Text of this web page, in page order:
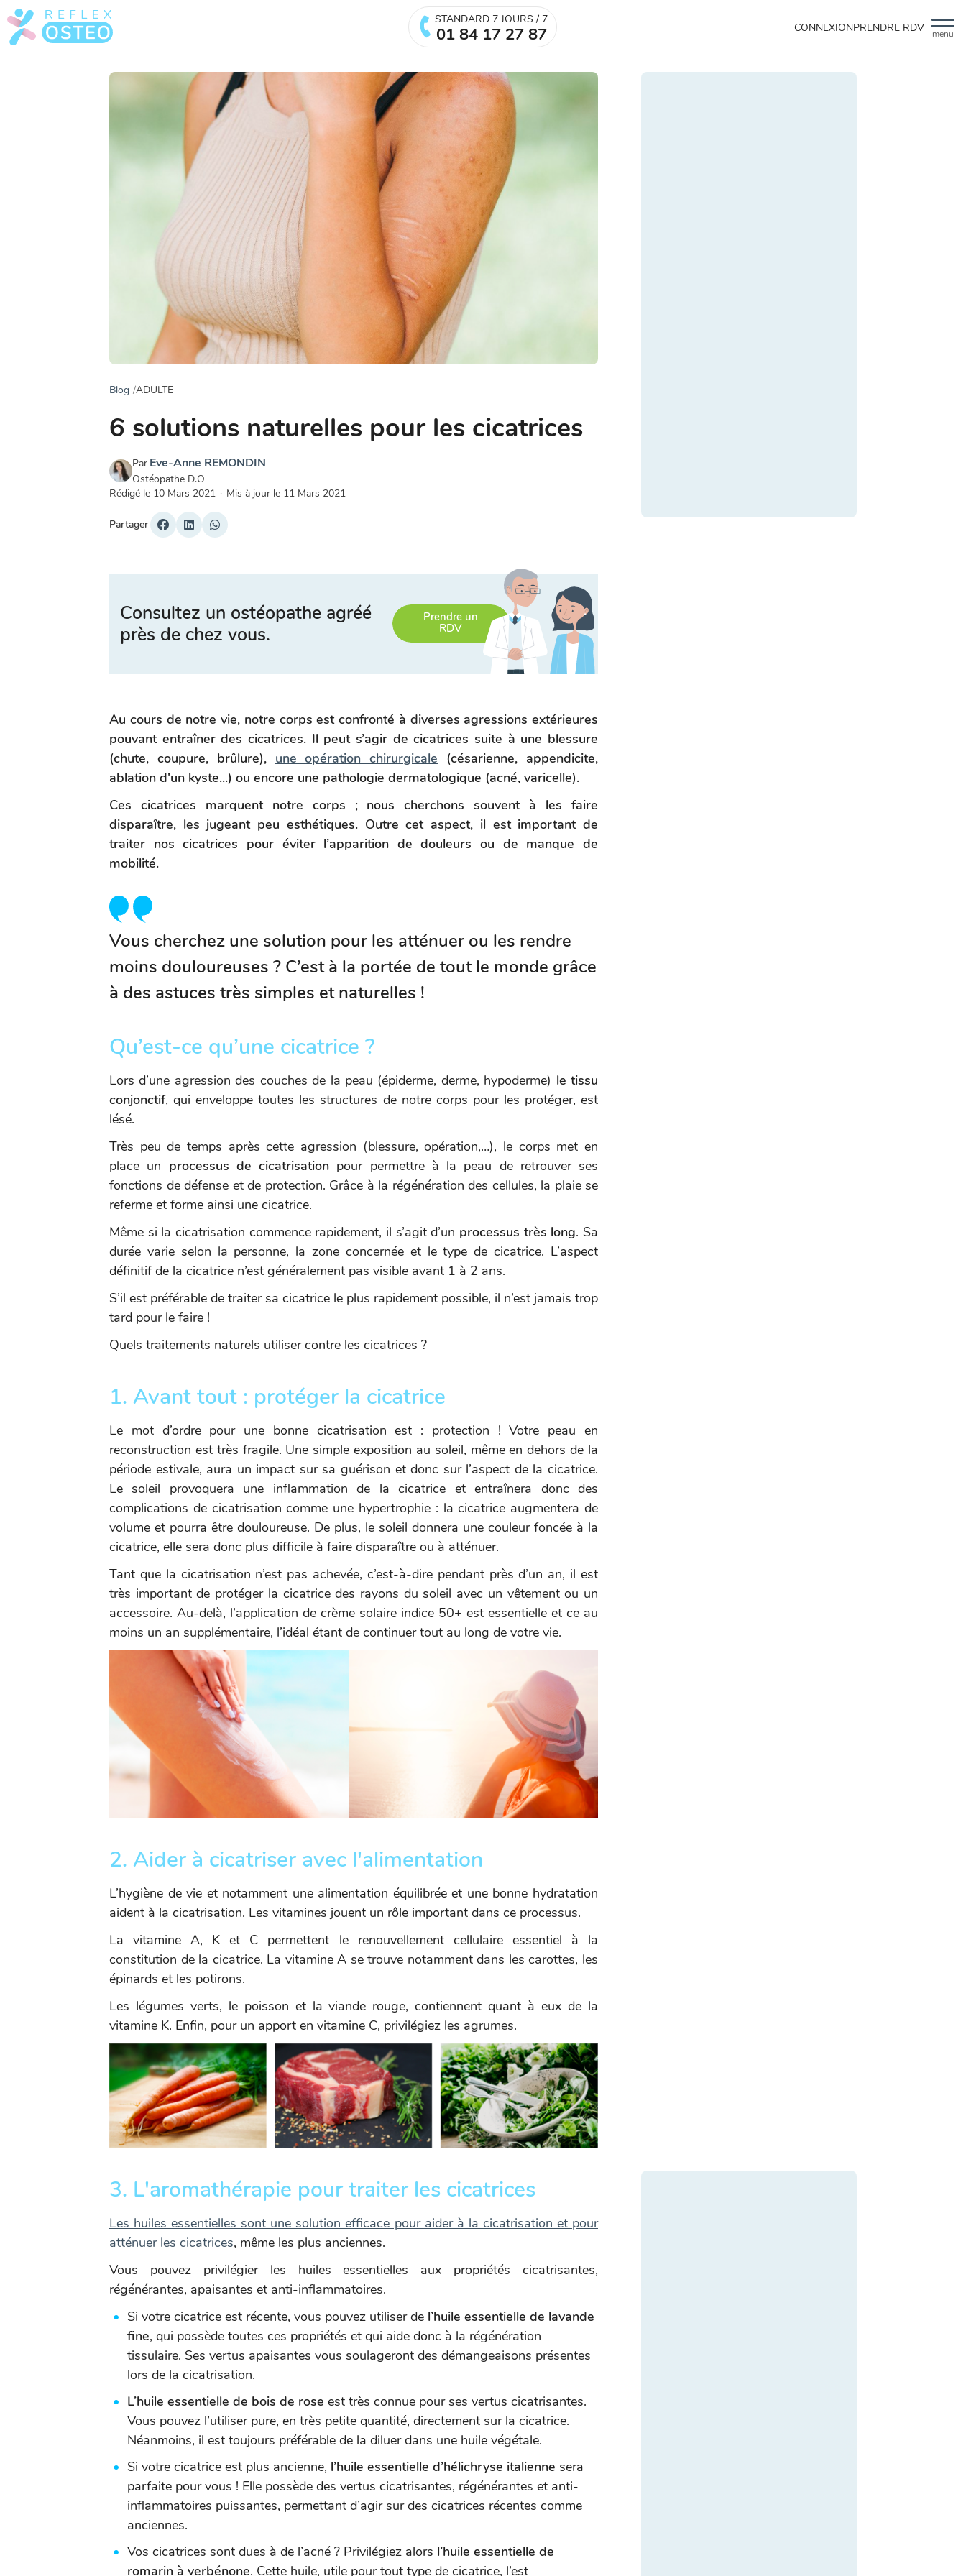
menu
STANDARD 7 JOURS / 7
01 84 17 27 87 CONNEXIONPRENDRE RDV
Blog ADULTE
6 solutions naturelles pour les cicatrices
Par Eve-Anne REMONDIN
Ostéopathe D.O
Rédigé le 10 Mars 2021 · Mis à jour le 11 Mars 2021
Partager
Consultez un ostéopathe agréé
près de chez vous.
Prendre un
RDV
Au cours de notre vie, notre corps est confronté à diverses agressions extérieures
pouvant entraîner des cicatrices. Il peut s’agir de cicatrices suite à une blessure
(chute, coupure, brûlure), une opération chirurgicale (césarienne, appendicite,
ablation d'un kyste...) ou encore une pathologie dermatologique (acné, varicelle).
Ces cicatrices marquent notre corps ; nous cherchons souvent à les faire
disparaître, les jugeant peu esthétiques. Outre cet aspect, il est important de
traiter nos cicatrices pour éviter l’apparition de douleurs ou de manque de
mobilité.
Vous cherchez une solution pour les atténuer ou les rendre
moins douloureuses ? C’est à la portée de tout le monde grâce
à des astuces très simples et naturelles !
Qu’est-ce qu’une cicatrice ?
Lors d’une agression des couches de la peau (épiderme, derme, hypoderme) le tissu
conjonctif, qui enveloppe toutes les structures de notre corps pour les protéger, est
lésé.
Très peu de temps après cette agression (blessure, opération,…), le corps met en
place un processus de cicatrisation pour permettre à la peau de retrouver ses
fonctions de défense et de protection. Grâce à la régénération des cellules, la plaie se
referme et forme ainsi une cicatrice.
Même si la cicatrisation commence rapidement, il s’agit d’un processus très long. Sa
durée varie selon la personne, la zone concernée et le type de cicatrice. L’aspect
définitif de la cicatrice n’est généralement pas visible avant 1 à 2 ans.
S’il est préférable de traiter sa cicatrice le plus rapidement possible, il n’est jamais trop
tard pour le faire !
Quels traitements naturels utiliser contre les cicatrices ?
1. Avant tout : protéger la cicatrice
Le mot d’ordre pour une bonne cicatrisation est : protection ! Votre peau en
reconstruction est très fragile. Une simple exposition au soleil, même en dehors de la
période estivale, aura un impact sur sa guérison et donc sur l’aspect de la cicatrice.
Le soleil provoquera une inflammation de la cicatrice et entraînera donc des
complications de cicatrisation comme une hypertrophie : la cicatrice augmentera de
volume et pourra être douloureuse. De plus, le soleil donnera une couleur foncée à la
cicatrice, elle sera donc plus difficile à faire disparaître ou à atténuer.
Tant que la cicatrisation n’est pas achevée, c’est-à-dire pendant près d’un an, il est
très important de protéger la cicatrice des rayons du soleil avec un vêtement ou un
accessoire. Au-delà, l’application de crème solaire indice 50+ est essentielle et ce au
moins un an supplémentaire, l’idéal étant de continuer tout au long de votre vie.
2. Aider à cicatriser avec l'alimentation
L’hygiène de vie et notamment une alimentation équilibrée et une bonne hydratation
aident à la cicatrisation. Les vitamines jouent un rôle important dans ce processus.
La vitamine A, K et C permettent le renouvellement cellulaire essentiel à la
constitution de la cicatrice. La vitamine A se trouve notamment dans les carottes, les
épinards et les potirons.
Les légumes verts, le poisson et la viande rouge, contiennent quant à eux de la
vitamine K. Enfin, pour un apport en vitamine C, privilégiez les agrumes.
3. L'aromathérapie pour traiter les cicatrices
Les huiles essentielles sont une solution efficace pour aider à la cicatrisation et pour
atténuer les cicatrices, même les plus anciennes.
Vous pouvez privilégier les huiles essentielles aux propriétés cicatrisantes,
régénérantes, apaisantes et anti-inflammatoires.
Si votre cicatrice est récente, vous pouvez utiliser de l’huile essentielle de lavande
fine, qui possède toutes ces propriétés et qui aide donc à la régénération
tissulaire. Ses vertus apaisantes vous soulageront des démangeaisons présentes
lors de la cicatrisation.
L’huile essentielle de bois de rose est très connue pour ses vertus cicatrisantes.
Vous pouvez l’utiliser pure, en très petite quantité, directement sur la cicatrice.
Néanmoins, il est toujours préférable de la diluer dans une huile végétale.
Si votre cicatrice est plus ancienne, l’huile essentielle d’hélichryse italienne sera
parfaite pour vous ! Elle possède des vertus cicatrisantes, régénérantes et anti-
inflammatoires puissantes, permettant d’agir sur des cicatrices récentes comme
anciennes.
Vos cicatrices sont dues à de l’acné ? Privilégiez alors l’huile essentielle de
romarin à verbénone. Cette huile, utile pour tout type de cicatrice, l’est